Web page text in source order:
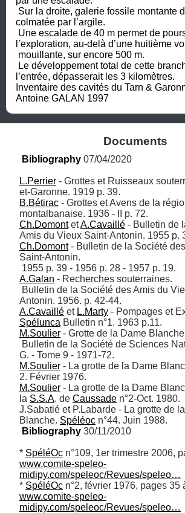
colmatée par l’argile.
l’exploration, au-delà d’une huitième
l’entrée, dépasserait les 3 kilomètres.
Inventaire des cavités du Tarn &
Antoine GALAN 1997
Documents
Bibliography 07/04/2020
L.Perrier - Grottes et Ruisseaux
B.Bétirac - Grottes et Avens de la
Ch.Domont et A.Cavaillé - Bulletin de
Ch.Domont - Bulletin de la Société
Saint-Antonin.
A.Galan - Recherches souterraines.
A.Cavaillé et L.Marty
Spélunca
M.Soulier - Grotte de la Dame
M.Soulier - La grotte de la Dame
M.Soulier - La grotte de la Dame
la S.S.A. de Caussade n°2-Oct. 1980.
J.Sabatié et P.Labarde - La grotte de
Blanche. Spéléoc n°44. Juin 1988.
Bibliography 30/11/2010
* SpéléOc
www.comite-speleo-
midipy.com/speleoc/Revues/speleo…
* SpéléOc
www.comite-speleo-
midipy.com/speleoc/Revues/speleo…